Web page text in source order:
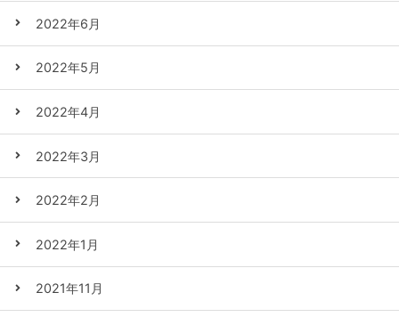
2022年6月
2022年5月
2022年4月
2022年3月
2022年2月
2022年1月
2021年11月